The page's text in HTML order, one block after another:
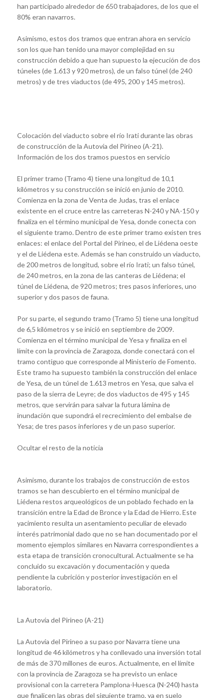
han participado alrededor de 650 trabajadores, de los que el
80% eran navarros.
Asimismo, estos dos tramos que entran ahora en servicio
son los que han tenido una mayor complejidad en su
construcción debido a que han supuesto la ejecución de dos
túneles (de 1.613 y 920 metros), de un falso túnel (de 240
metros) y de tres viaductos (de 495, 200 y 145 metros).
Colocación del viaducto sobre el río Irati durante las obras
de construcción de la Autovía del Pirineo (A-21).
Información de los dos tramos puestos en servicio
El primer tramo (Tramo 4) tiene una longitud de 10,1
kilómetros y su construcción se inició en junio de 2010.
Comienza en la zona de Venta de Judas, tras el enlace
existente en el cruce entre las carreteras N-240 y NA-150 y
finaliza en el término municipal de Yesa, donde conecta con
el siguiente tramo. Dentro de este primer tramo existen tres
enlaces: el enlace del Portal del Pirineo, el de Liédena oeste
y el de Liédena este. Además se han construido un viaducto,
de 200 metros de longitud, sobre el río Irati; un falso túnel,
de 240 metros, en la zona de las canteras de Liédena; el
túnel de Liédena, de 920 metros; tres pasos inferiores, uno
superior y dos pasos de fauna.
Por su parte, el segundo tramo (Tramo 5) tiene una longitud
de 6,5 kilómetros y se inició en septiembre de 2009.
Comienza en el término municipal de Yesa y finaliza en el
límite con la provincia de Zaragoza, donde conectará con el
tramo contiguo que corresponde al Ministerio de Fomento.
Este tramo ha supuesto también la construcción del enlace
de Yesa, de un túnel de 1.613 metros en Yesa, que salva el
paso de la sierra de Leyre; de dos viaductos de 495 y 145
metros, que servirán para salvar la futura lámina de
inundación que supondrá el recrecimiento del embalse de
Yesa; de tres pasos inferiores y de un paso superior.
Ocultar el resto de la noticia
Asimismo, durante los trabajos de construcción de estos
tramos se han descubierto en el término municipal de
Liédena restos arqueológicos de un poblado fechado en la
transición entre la Edad de Bronce y la Edad de Hierro. Este
yacimiento resulta un asentamiento peculiar de elevado
interés patrimonial dado que no se han documentado por el
momento ejemplos similares en Navarra correspondientes a
esta etapa de transición cronocultural. Actualmente se ha
concluido su excavación y documentación y queda
pendiente la cubrición y posterior investigación en el
laboratorio.
La Autovía del Pirineo (A-21)
La Autovía del Pirineo a su paso por Navarra tiene una
longitud de 46 kilómetros y ha conllevado una inversión total
de más de 370 millones de euros. Actualmente, en el límite
con la provincia de Zaragoza se ha previsto un enlace
provisional con la carretera Pamplona-Huesca (N-240) hasta
que finalicen las obras del siguiente tramo, ya en suelo